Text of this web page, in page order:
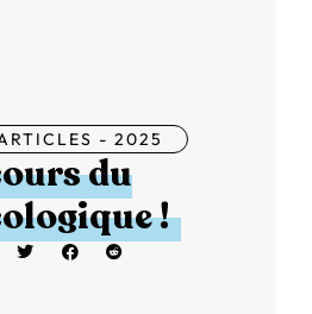
- 2025
du
!